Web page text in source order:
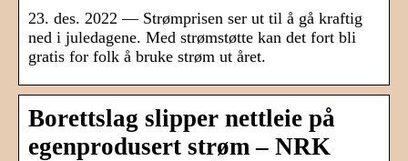
23. des. 2022 — Strømprisen ser ut til å gå kraftig
ned i juledagene. Med strømstøtte kan det fort bli
gratis for folk å bruke strøm ut året.
Borettslag slipper nettleie på
egenprodusert strøm – NRK